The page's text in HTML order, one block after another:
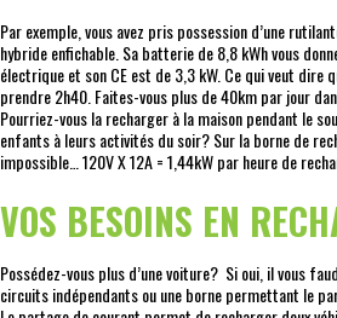
Par exemple, vous avez pris possession d’une
hybride enfichable. Sa batterie de 8,8 kWh vous
électrique et son CE est de 3,3 kW. Ce qui veut dire
prendre 2h40. Faites-vous plus de 40km par jour
Pourriez-vous la recharger à la maison pendant le
enfants à leurs activités du soir? Sur la borne de
impossible… 120V X 12A = 1,44kW par heure de
VOS BESOINS EN
Possédez-vous plus d’une voiture? Si oui, il vous
circuits indépendants ou une borne permettant le